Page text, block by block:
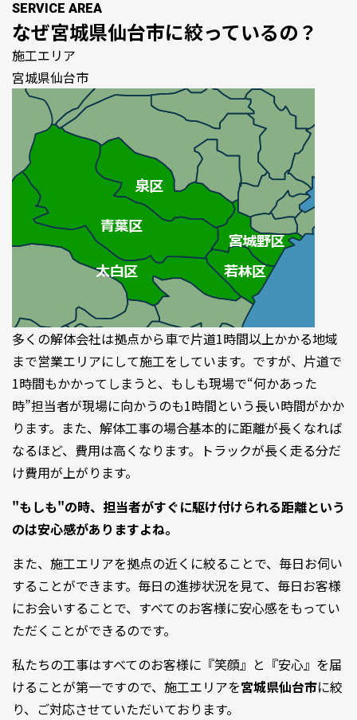
SERVICE AREA
なぜ宮城県仙台市に絞っているの？
施工エリア
宮城県仙台市
多くの解体会社は拠点から車で片道1時間以上かかる地域
まで営業エリアにして施工をしています。ですが、片道で
1時間もかかってしまうと、もしも現場で“何かあった
時”担当者が現場に向かうのも1時間という長い時間がかか
ります。また、解体工事の場合基本的に距離が長くなれば
なるほど、費用は高くなります。トラックが長く走る分だ
け費用が上がります。
"もしも"の時、担当者がすぐに駆け付けられる距離という
のは安心感がありますよね。
また、施工エリアを拠点の近くに絞ることで、毎日お伺い
することができます。毎日の進捗状況を見て、毎日お客様
にお会いすることで、すべてのお客様に安心感をもってい
ただくことができるのです。
私たちの工事はすべてのお客様に『笑顔』と『安心』を届
けることが第一ですので、施工エリアを宮城県仙台市に絞
り、ご対応させていただいております。